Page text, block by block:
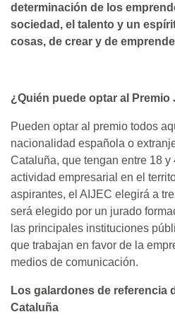
determinación de los
sociedad, el talento y un
cosas, de crear y de
¿Quién puede optar al
Pueden optar al premio todos
nacionalidad española o
Cataluña, que tengan entre 18
actividad empresarial en el
aspirantes, el AIJEC elegirá a
será elegido por un jurado
las principales instituciones
que trabajan en favor de la
medios de comunicación.
Los galardones de referencia
Cataluña